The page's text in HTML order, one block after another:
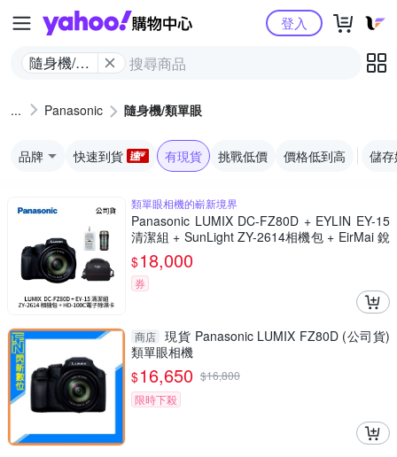
Yahoo購物中心
隨身機/類
登入
Panasonic 隨身機/類單眼
品牌 快速到貨 有現貨 挑戰低價 價格低到高 儲
類單眼相機的嶄新境界
Panasonic LUMIX DC-FZ80D + EYLIN EY-15
清潔組 + SunLight ZY-2614相機包 + EirMai 銳
瑪 HD-100C電子除濕卡 FZ80D (公司貨)
$18,000
券
商店 現貨 Panasonic LUMIX FZ80D (公司貨)
類單眼相機
$16,650 $16,800
限時下殺